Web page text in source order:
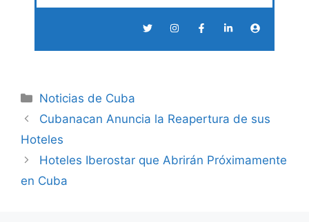
Categories
Noticias de Cuba
Cubanacan Anuncia la Reapertura de sus
Hoteles
Hoteles Iberostar que Abrirán Próximamente
en Cuba